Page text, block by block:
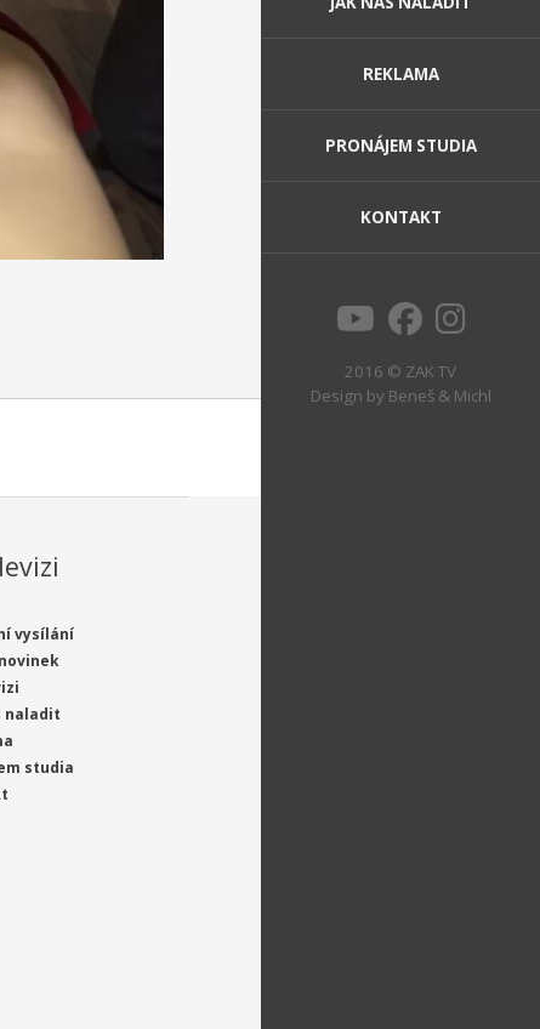
REKLAMA
PRONÁJEM STUDIA
KONTAKT
2016 © ZAK TV
Design by Beneš & Michl
vysílání
naladit
studia